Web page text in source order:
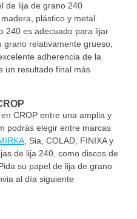
de lija de grano 240
plástico y metal.
240 es adecuado para lijar
relativamente grueso,
adherencia de la
un resultado final más
en CROP entre una amplia y
podrás elegir entre marcas
, Sia, COLAD, FINIXA y
de lija 240, como discos de
Pida su papel de lija de grano
al día siguiente